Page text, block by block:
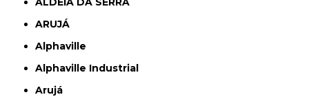
ARUJÁ
Alphaville
Alphaville Industrial
Arujá